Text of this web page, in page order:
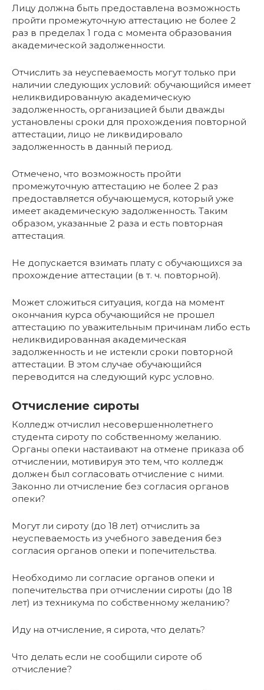
Лицу должна быть предоставлена возможность
пройти промежуточную аттестацию не более 2
раз в пределах 1 года с момента образования
академической задолженности.
Отчислить за неуспеваемость могут только при
наличии следующих условий: обучающийся имеет
неликвидированную академическую
задолженность, организацией были дважды
установлены сроки для прохождения повторной
аттестации, лицо не ликвидировало
задолженность в данный период.
Отмечено, что возможность пройти
промежуточную аттестацию не более 2 раз
предоставляется обучающемуся, который уже
имеет академическую задолженность. Таким
образом, указанные 2 раза и есть повторная
аттестация.
Не допускается взимать плату с обучающихся за
прохождение аттестации (в т. ч. повторной).
Может сложиться ситуация, когда на момент
окончания курса обучающийся не прошел
аттестацию по уважительным причинам либо есть
неликвидированная академическая
задолженность и не истекли сроки повторной
аттестации. В этом случае обучающийся
переводится на следующий курс условно.
Отчисление сироты
Колледж отчислил несовершеннолетнего
студента сироту по собственному желанию.
Органы опеки настаивают на отмене приказа об
отчислении, мотивируя это тем, что колледж
должен был согласовать отчисление с ними.
Законно ли отчисление без согласия органов
опеки?
Могут ли сироту (до 18 лет) отчислить за
неуспеваемость из учебного заведения без
согласия органов опеки и попечительства.
Необходимо ли согласие органов опеки и
попечительства при отчислении сироты (до 18
лет) из техникума по собственному желанию?
Иду на отчисление, я сирота, что делать?
Что делать если не сообщили сироте об
отчисление?